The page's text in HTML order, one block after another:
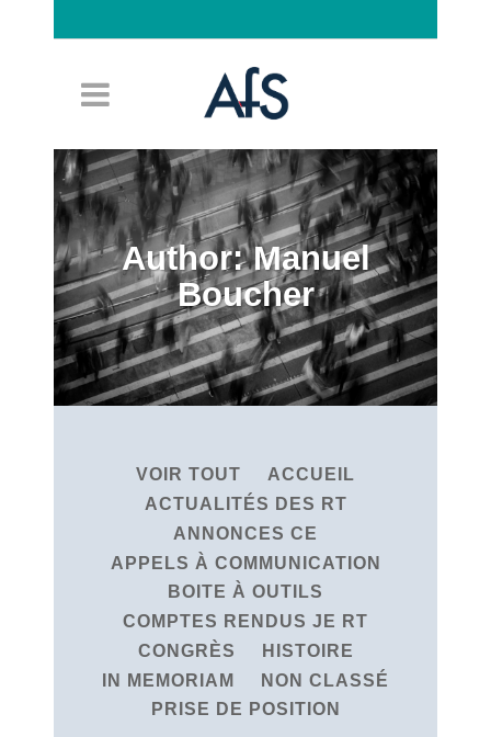
Author: Manuel
Boucher
VOIR TOUT
ACCUEIL
ACTUALITÉS DES RT
ANNONCES CE
APPELS À COMMUNICATION
BOITE À OUTILS
COMPTES RENDUS JE RT
CONGRÈS
HISTOIRE
IN MEMORIAM
NON CLASSÉ
PRISE DE POSITION